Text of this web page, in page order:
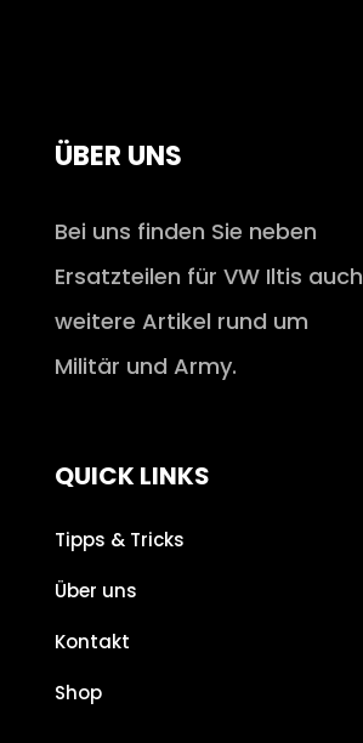
ÜBER UNS
Bei uns finden Sie neben
Ersatzteilen für VW Iltis auch
weitere Artikel rund um
Militär und Army.
QUICK LINKS
Tipps & Tricks
Über uns
Kontakt
Shop